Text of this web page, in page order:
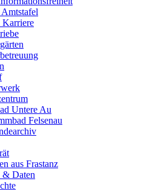
Karriere
Untere Au
Felsenau
aus Frastanz
& Daten